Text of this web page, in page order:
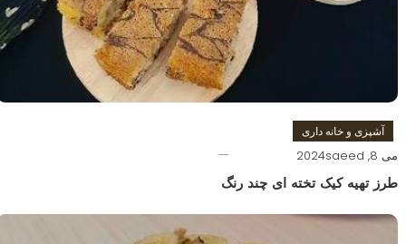
آشپزی و خانه داری
می 8, 2024 saeed
طرز تهیه کیک تخته ای چند رنگ